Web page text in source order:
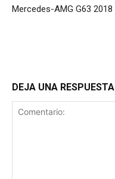
Mercedes-AMG G63 2018
DEJA UNA RESPUESTA